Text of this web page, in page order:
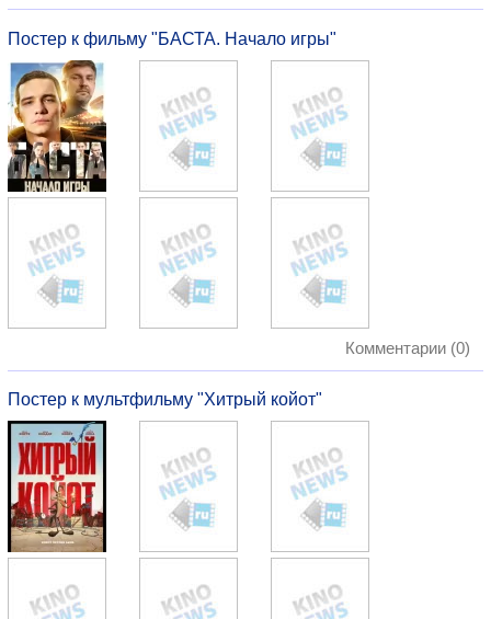
Постер к фильму "БАСТА. Начало игры"
Комментарии (0)
Постер к мультфильму "Хитрый койот"